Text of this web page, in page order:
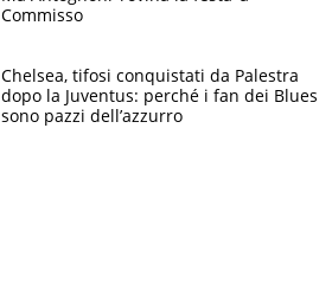
Commisso
Chelsea, tifosi conquistati da Palestra
dopo la Juventus: perché i fan dei Blues
sono pazzi dell’azzurro